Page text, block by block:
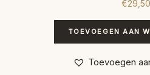
€29,50
TOEVOEGEN AAN
Toevoegen